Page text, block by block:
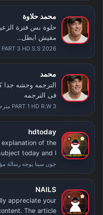
محمد حلاوة
حلوة بس فترة
مفيش ابطل...
PART 3 HD S.S 2026 مترجم
محمد
الترجمه وحشه جدا
فى الترجمه
PART 1 HD R.W 3 مترجم
hdtoday
of the
today and I...
NAILS
appreciate your
The article...